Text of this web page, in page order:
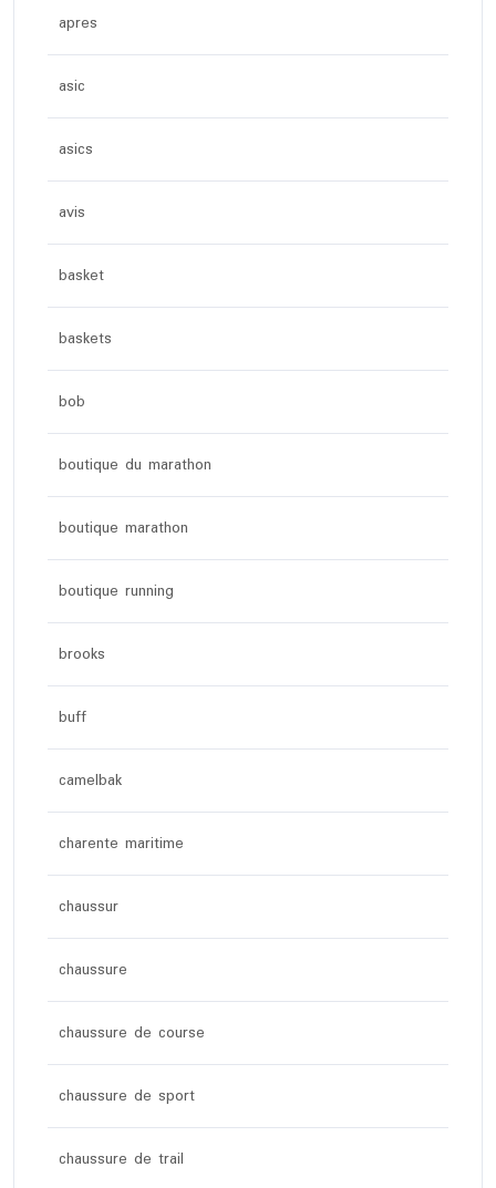
apres
asic
asics
avis
basket
baskets
bob
boutique du marathon
boutique marathon
boutique running
brooks
buff
camelbak
charente maritime
chaussur
chaussure
chaussure de course
chaussure de sport
chaussure de trail